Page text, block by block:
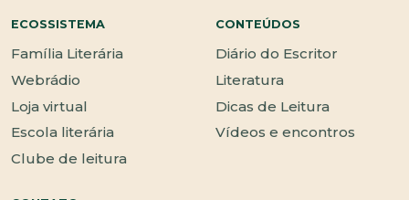
ECOSSISTEMA
Família Literária
Webrádio
Loja virtual
Escola literária
Clube de leitura
CONTEÚDOS
Diário do Escritor
Literatura
Dicas de Leitura
Vídeos e encontros